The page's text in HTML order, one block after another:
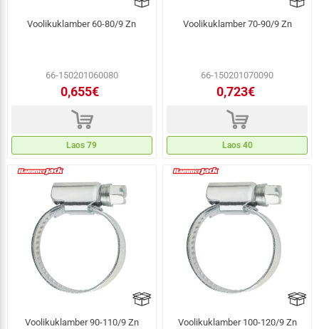
Voolikuklamber 60-80/9 Zn
66-150201060080
0,655€
d
Laos 79
Voolikuklamber 70-90/9 Zn
66-150201070090
0,723€
d
Laos 40
Voolikuklamber 90-110/9 Zn Voolikuklamber 100-120/9 Zn